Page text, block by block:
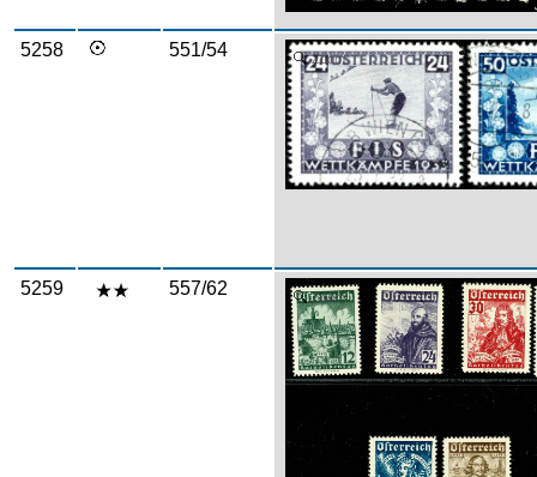
5258 551/54 Zoom
5259 557/62 Zoom